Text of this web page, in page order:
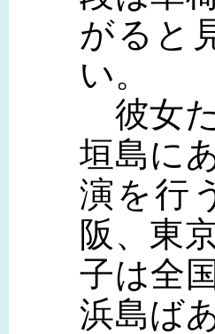
がると
い。
彼女
垣島に
演を行
阪、東
子は全
浜島ば